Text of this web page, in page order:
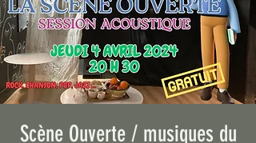
Scène Ouverte / musiques du